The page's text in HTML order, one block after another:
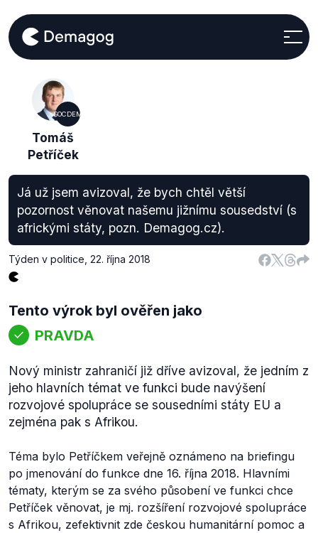
SOCDEM
Tomáš
Petříček
Já už jsem avizoval, že bych chtěl větší
pozornost věnovat našemu jižnímu sousedství (s
africkými státy, pozn. Demagog.cz).
Týden v politice 22. října 2018
Tento výrok byl ověřen jako
PRAVDA
Nový ministr zahraničí již dříve avizoval, že jedním z
jeho hlavních témat ve funkci bude navýšení
rozvojové spolupráce se sousedními státy EU a
zejména pak s Afrikou.
Téma bylo Petříčkem veřejně oznámeno na briefingu
po jmenování do funkce dne 16. října 2018. Hlavními
tématy, kterým se za svého působení ve funkci chce
Petříček věnovat, je mj. rozšíření rozvojové spolupráce
s Afrikou, zefektivnit zde českou humanitární pomoc a